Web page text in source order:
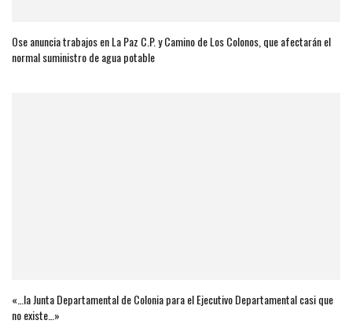
Ose anuncia trabajos en La Paz C.P. y Camino de Los Colonos, que afectarán el
normal suministro de agua potable
«…la Junta Departamental de Colonia para el Ejecutivo Departamental casi que
no existe…»